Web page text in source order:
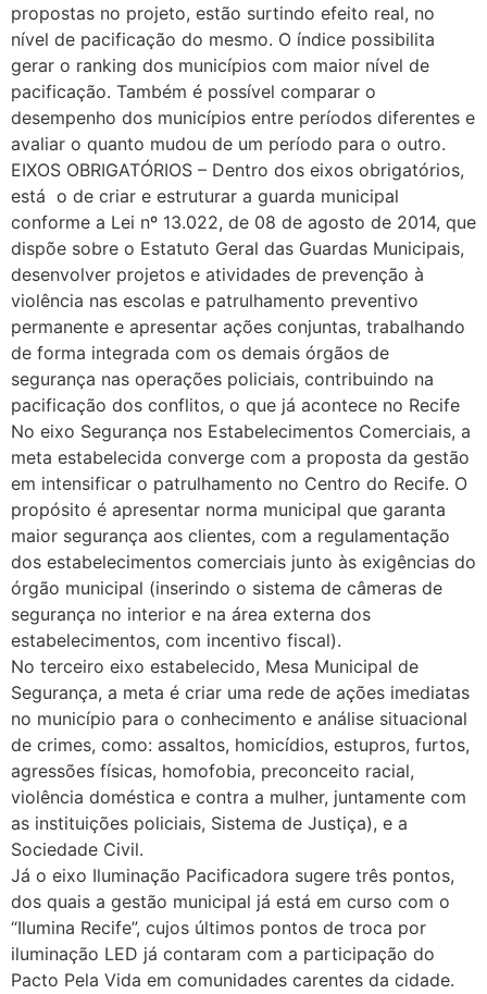
propostas no projeto, estão surtindo efeito real, no
nível de pacificação do mesmo. O índice possibilita
gerar o ranking dos municípios com maior nível de
pacificação. Também é possível comparar o
desempenho dos municípios entre períodos diferentes e
avaliar o quanto mudou de um período para o outro.
EIXOS OBRIGATÓRIOS – Dentro dos eixos obrigatórios,
está o de criar e estruturar a guarda municipal
conforme a Lei nº 13.022, de 08 de agosto de 2014, que
dispõe sobre o Estatuto Geral das Guardas Municipais,
desenvolver projetos e atividades de prevenção à
violência nas escolas e patrulhamento preventivo
permanente e apresentar ações conjuntas, trabalhando
de forma integrada com os demais órgãos de
segurança nas operações policiais, contribuindo na
pacificação dos conflitos, o que já acontece no Recife
No eixo Segurança nos Estabelecimentos Comerciais, a
meta estabelecida converge com a proposta da gestão
em intensificar o patrulhamento no Centro do Recife. O
propósito é apresentar norma municipal que garanta
maior segurança aos clientes, com a regulamentação
dos estabelecimentos comerciais junto às exigências do
órgão municipal (inserindo o sistema de câmeras de
segurança no interior e na área externa dos
estabelecimentos, com incentivo fiscal).
No terceiro eixo estabelecido, Mesa Municipal de
Segurança, a meta é criar uma rede de ações imediatas
no município para o conhecimento e análise situacional
de crimes, como: assaltos, homicídios, estupros, furtos,
agressões físicas, homofobia, preconceito racial,
violência doméstica e contra a mulher, juntamente com
as instituições policiais, Sistema de Justiça), e a
Sociedade Civil.
Já o eixo Iluminação Pacificadora sugere três pontos,
dos quais a gestão municipal já está em curso com o
“Ilumina Recife”, cujos últimos pontos de troca por
iluminação LED já contaram com a participação do
Pacto Pela Vida em comunidades carentes da cidade.